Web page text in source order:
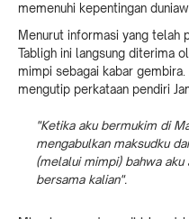
memenuhi kepentingan
Menurut informasi yang telah
Tabligh ini langsung diterima
mimpi sebagai kabar
mengutip perkataan pendiri
"Ketika aku bermukim di
mengabulkan maksudku
(melalui mimpi) bahwa
bersama kalian".